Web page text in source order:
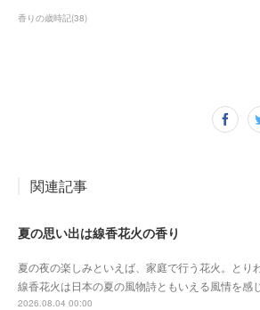
香りの歳時記(38)
関連記事
夏の思い出は線香花火の香り
夏の夜の楽しみといえば、家庭で行う花火。とり
線香花火は日本の夏の風物詩ともいえる風情を感
2026.08.04 00:00